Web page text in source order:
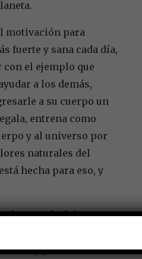
motivación para
fuerte y sana cada día,
el ejemplo que
a los demás,
a su cuerpo un
entrena como
y al universo por
naturales del
hecha para eso, y
el mercado del
y probar cosas